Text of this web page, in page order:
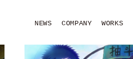
NEWS COMPANY WORKS